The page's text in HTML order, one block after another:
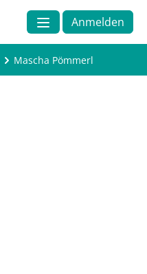
Anmelden
Mascha Pömmerl